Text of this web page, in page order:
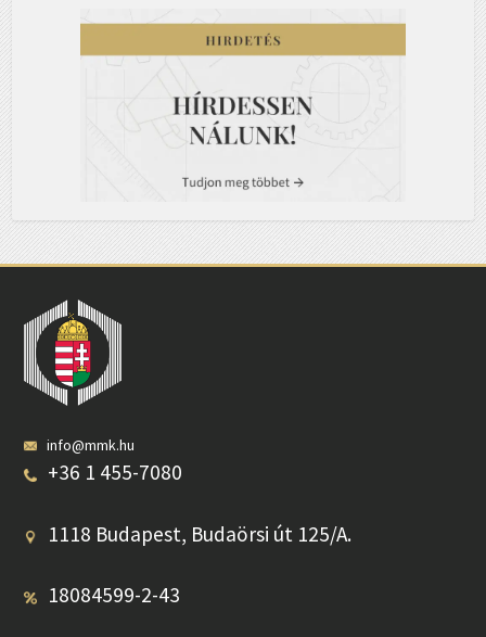
info@mmk.hu
+36 1 455-7080
1118 Budapest, Budaörsi út 125/A.
18084599-2-43